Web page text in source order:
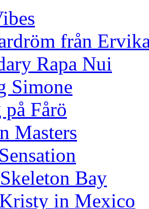
från
Rapa Nui
Simone
på Fårö
Masters
Bay
in Mexico